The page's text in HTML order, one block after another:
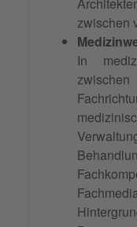
zwischen
In